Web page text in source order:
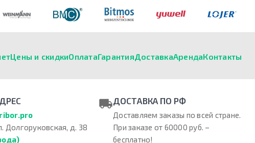
Цены и скидкиОплатаГарантияДоставкаАрендаКонтакты
Долгоруковская, д. 38
ДОСТАВКА ПО РФ
Доставляем заказы по всей стране.
При заказе от 60000 руб. –
бесплатно!